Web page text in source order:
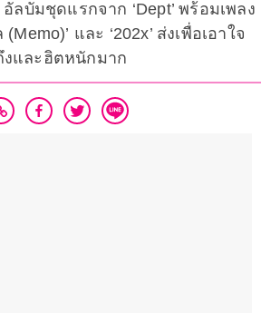
ลบัมชุดแรกจาก ‘Dept’ พร้อมเพลง
และ ‘202x’ ส่งเพื่อเอาใจ
และฮิตหนักมาก